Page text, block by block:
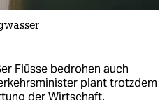
Flüsse bedrohen auch
plant trotzdem
der Wirtschaft.